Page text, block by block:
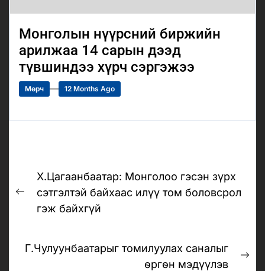
Монголын нүүрсний биржийн
арилжаа 14 сарын дээд
түвшиндээ хүрч сэргэжээ
Мөрч 12 Months Ago
navigation
Previous
post:
Х.Цагаанбаатар: Монголоо гэсэн зүрх
сэтгэлтэй байхаас илүү том боловсрол
гэж байхгүй
Г.Чулуунбаатарыг томилуулах саналыг
өргөн мэдүүлэв